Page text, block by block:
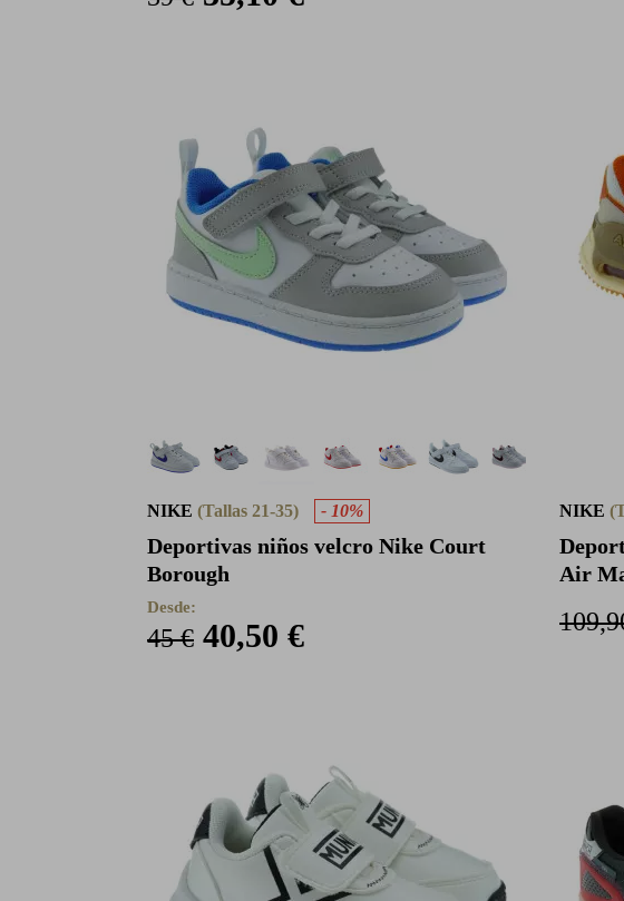
NIKE (Tallas 21-35) - 10%
Deportivas niños velcro Nike Court
Borough
Desde:
45 € 40,50 €
NIKE
Air